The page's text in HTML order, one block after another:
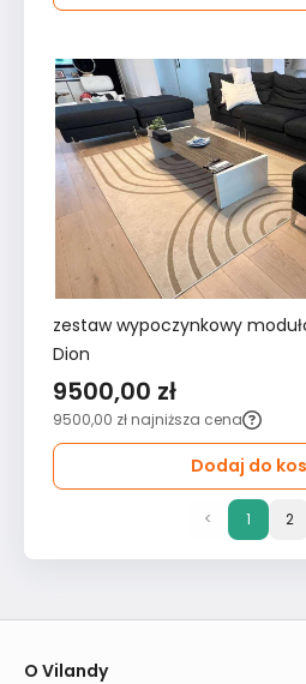
zestaw wypoczynkowy
Dion
9500,00 zł
9500,00 zł najniższa cena
Dodaj do
< 1 2
O Vilandy